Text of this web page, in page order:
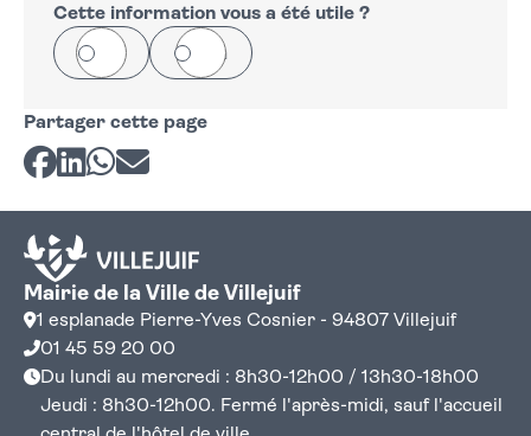
−
Cette information vous a été utile ?
Oui Non
Partager cette page
Partager sur Facebook
Partager sur LinkedIn
Partager sur Whatsapp
Partager par courriel
Mairie de la Ville de Villejuif
1 esplanade Pierre-Yves Cosnier - 94807 Villejuif
01 45 59 20 00
Du lundi au mercredi : 8h30-12h00 / 13h30-18h00
Jeudi : 8h30-12h00. Fermé l'après-midi, sauf l'accueil